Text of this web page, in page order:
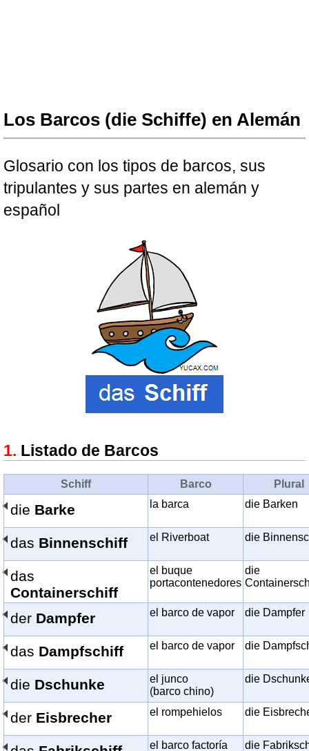
Los Barcos (die Schiffe) en Alemán
Glosario con los tipos de barcos, sus
tripulantes y sus partes en alemán y
español
Listado de Barcos
Schiff Barco Plural
die Barke la barca die Barken
das Binnenschiff el Riverboat die
das
Containerschiff
el buque
portacontenedores
die
der Dampfer el barco de vapor die Dampfer
das Dampfschiff el barco de vapor die
die Dschunke
el junco
(barco chino)
die
der Eisbrecher el rompehielos die
el barco factoría die